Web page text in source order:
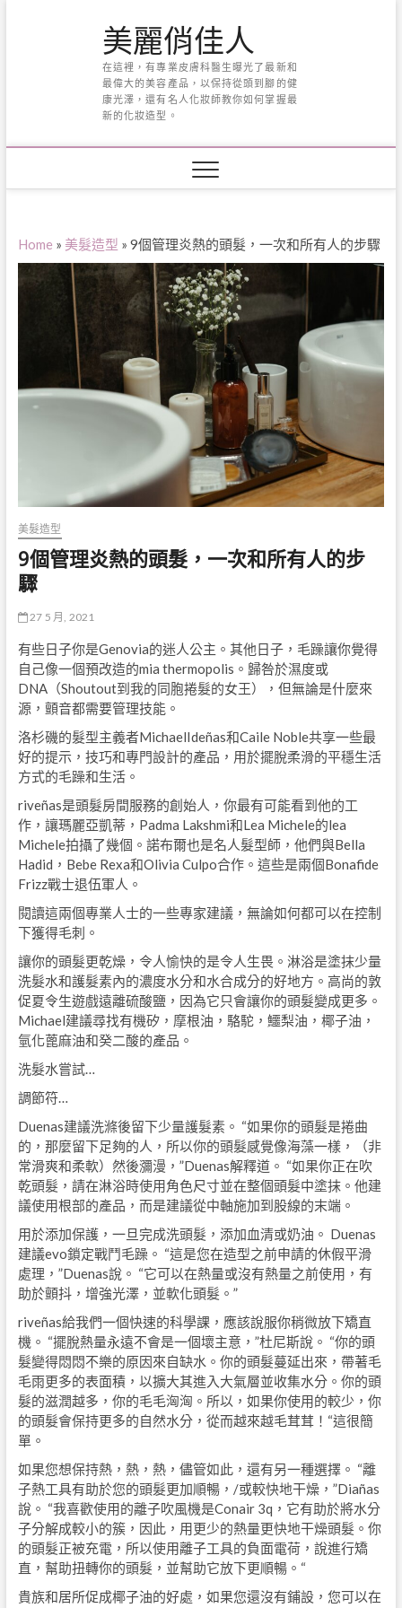
美麗俏佳人
在這裡，有專業皮膚科醫生曝光了最新和
最偉大的美容產品，以保持從頭到腳的健
康光澤，還有名人化妝師教你如何掌握最
新的化妝造型。
Home » 美髮造型 » 9個管理炎熱的頭髮，一次和所有人的步驟
美髮造型
9個管理炎熱的頭髮，一次和所有人的步
驟
27 5 月, 2021
有些日子你是Genovia的迷人公主。其他日子，毛躁讓你覺得
自己像一個預改造的mia thermopolis。歸咎於濕度或
DNA（Shoutout到我的同胞捲髮的女王），但無論是什麼來
源，顫音都需要管理技能。
洛杉磯的髮型主義者MichaelIdeñas和Caile Noble共享一些最
好的提示，技巧和專門設計的產品，用於擺脫柔滑的平穩生活
方式的毛躁和生活。
riveñas是頭髮房間服務的創始人，你最有可能看到他的工
作，讓瑪麗亞凱蒂，Padma Lakshmi和Lea Michele的lea
Michele拍攝了幾個。諾布爾也是名人髮型師，他們與Bella
Hadid，Bebe Rexa和Olivia Culpo合作。這些是兩個Bonafide
Frizz戰士退伍軍人。
閱讀這兩個專業人士的一些專家建議，無論如何都可以在控制
下獲得毛刺。
讓你的頭髮更乾燥，令人愉快的是令人生畏。淋浴是塗抹少量
洗髮水和護髮素內的濃度水分和水合成分的好地方。高尚的敦
促夏令生遊戲遠離硫酸鹽，因為它只會讓你的頭髮變成更多。
Michael建議尋找有機矽，摩根油，駱駝，鱷梨油，椰子油，
氫化蓖麻油和癸二酸的產品。
洗髮水嘗試…
調節符…
Duenas建議洗滌後留下少量護髮素。 “如果你的頭髮是捲曲
的，那麼留下足夠的人，所以你的頭髮感覺像海藻一樣，（非
常滑爽和柔軟）然後瀰漫，”Duenas解釋道。 “如果你正在吹
乾頭髮，請在淋浴時使用角色尺寸並在整個頭髮中塗抹。他建
議使用根部的產品，而是建議從中軸施加到股線的末端。
用於添加保護，一旦完成洗頭髮，添加血清或奶油。 Duenas
建議evo鎖定戰鬥毛躁。 “這是您在造型之前申請的休假平滑
處理，”Duenas說。 “它可以在熱量或沒有熱量之前使用，有
助於顫抖，增強光澤，並軟化頭髮。”
riveñas給我們一個快速的科學課，應該說服你稍微放下矯直
機。 “擺脫熱量永遠不會是一個壞主意，”杜尼斯說。 “你的頭
髮變得悶悶不樂的原因來自缺水。你的頭髮蔓延出來，帶著毛
毛雨更多的表面積，以擴大其進入大氣層並收集水分。你的頭
髮的滋潤越多，你的毛毛洶洶。所以，如果你使用的較少，你
的頭髮會保持更多的自然水分，從而越來越毛茸茸！“這很簡
單。
如果您想保持熱，熱，熱，儘管如此，還有另一種選擇。 “離
子熱工具有助於您的頭髮更加順暢，/或較快地干燥，”Diañas
說。 “我喜歡使用的離子吹風機是Conair 3q，它有助於將水分
子分解成較小的簇，因此，用更少的熱量更快地干燥頭髮。你
的頭髮正被充電，所以使用離子工具的負面電荷，說進行矯
直，幫助扭轉你的頭髮，並幫助它放下更順暢。“
貴族和居所促成椰子油的好處，如果您還沒有鋪設，您可以在